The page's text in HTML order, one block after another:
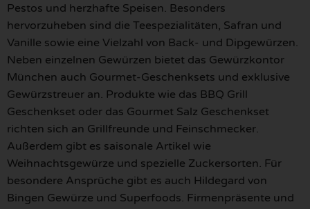
Pestos und herzhafte Speisen. Besonders
hervorzuheben sind die Teespezialitäten, Safran und
Vanille sowie eine Vielzahl von Back- und Dipgewürzen.
Neben einzelnen Gewürzen bietet das Gewürzkontor
München auch Gourmet-Geschenksets und exklusive
Gewürzstreuer an. Produkte wie das BBQ Grill
Geschenkset oder das Gourmet Salz Geschenkset
richten sich an Grillfreunde und Feinschmecker.
Außerdem gibt es saisonale Artikel wie
Weihnachtsgewürze und spezielle Zuckersorten. Für
besondere Ansprüche gibt es auch Hildegard von
Bingen Gewürze und Superfoods. Firmenpräsente und